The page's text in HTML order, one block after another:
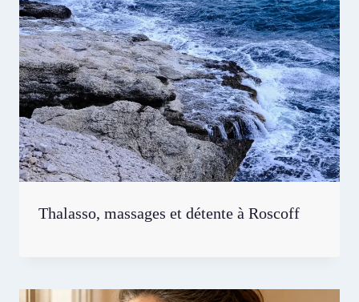
Thalasso, massages et détente à Roscoff